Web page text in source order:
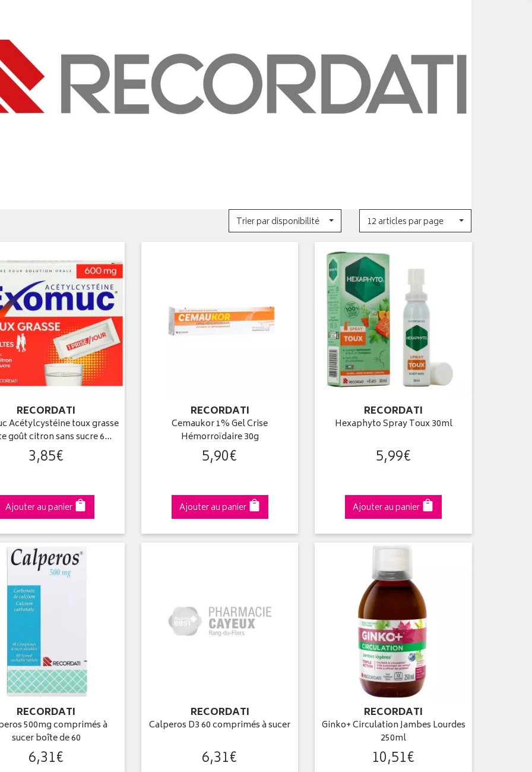
Trier par disponibilité 12 articles par page
RECORDATI
Acétylcystéine toux grasse
goût citron sans sucre 6…
3,85€
Ajouter au panier
RECORDATI
Cemaukor 1% Gel Crise
Hémorroïdaire 30g
5,90€
Ajouter au panier
RECORDATI
Hexaphyto Spray Toux 30ml
5,99€
Ajouter au panier
RECORDATI
500mg comprimés à
sucer boîte de 60
6,31€
RECORDATI
Calperos D3 60 comprimés à sucer
6,31€
RECORDATI
Ginko+ Circulation Jambes Lourdes
250ml
10,51€